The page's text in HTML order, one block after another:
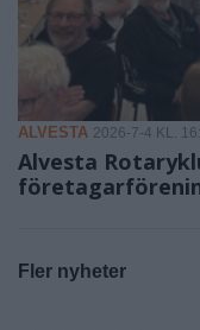
ALVESTA 2026-7-4 KL.
Alvesta
Fler nyheter